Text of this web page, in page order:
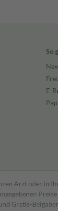
So
E-
Arzt oder
Gratis-